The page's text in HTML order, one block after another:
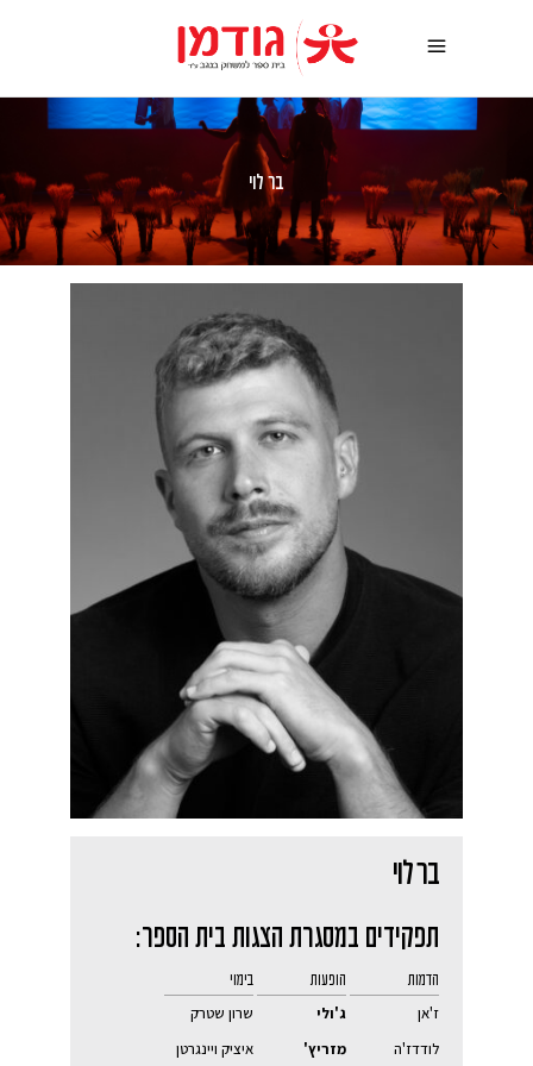
בר לוי
בר לוי
תפקידים במסגרת הצגות בית הספר:
הדמות
ז'אן
לודדז'ה
הופעות
ג'ולי
מזריץ'
בימוי
שרון שטרק
איציק ויינגרטן